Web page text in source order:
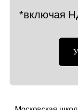
*включая